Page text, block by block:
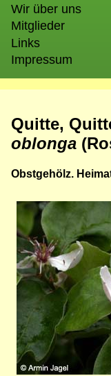
Wir über uns
Mitglieder
Links
Impressum
Quitte,
oblonga
Obstgehölz.
Bild